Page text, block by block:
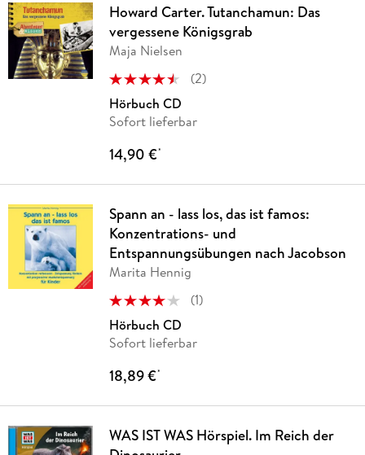
Howard Carter. Tutanchamun: Das
vergessene Königsgrab
Maja Nielsen
(2)
Hörbuch CD
Sofort lieferbar
14,90 €*
Spann an - lass los, das ist famos:
Konzentrations- und
Entspannungsübungen nach Jacobson
Marita Hennig
(1)
Hörbuch CD
Sofort lieferbar
18,89 €*
WAS IST WAS Hörspiel. Im Reich der